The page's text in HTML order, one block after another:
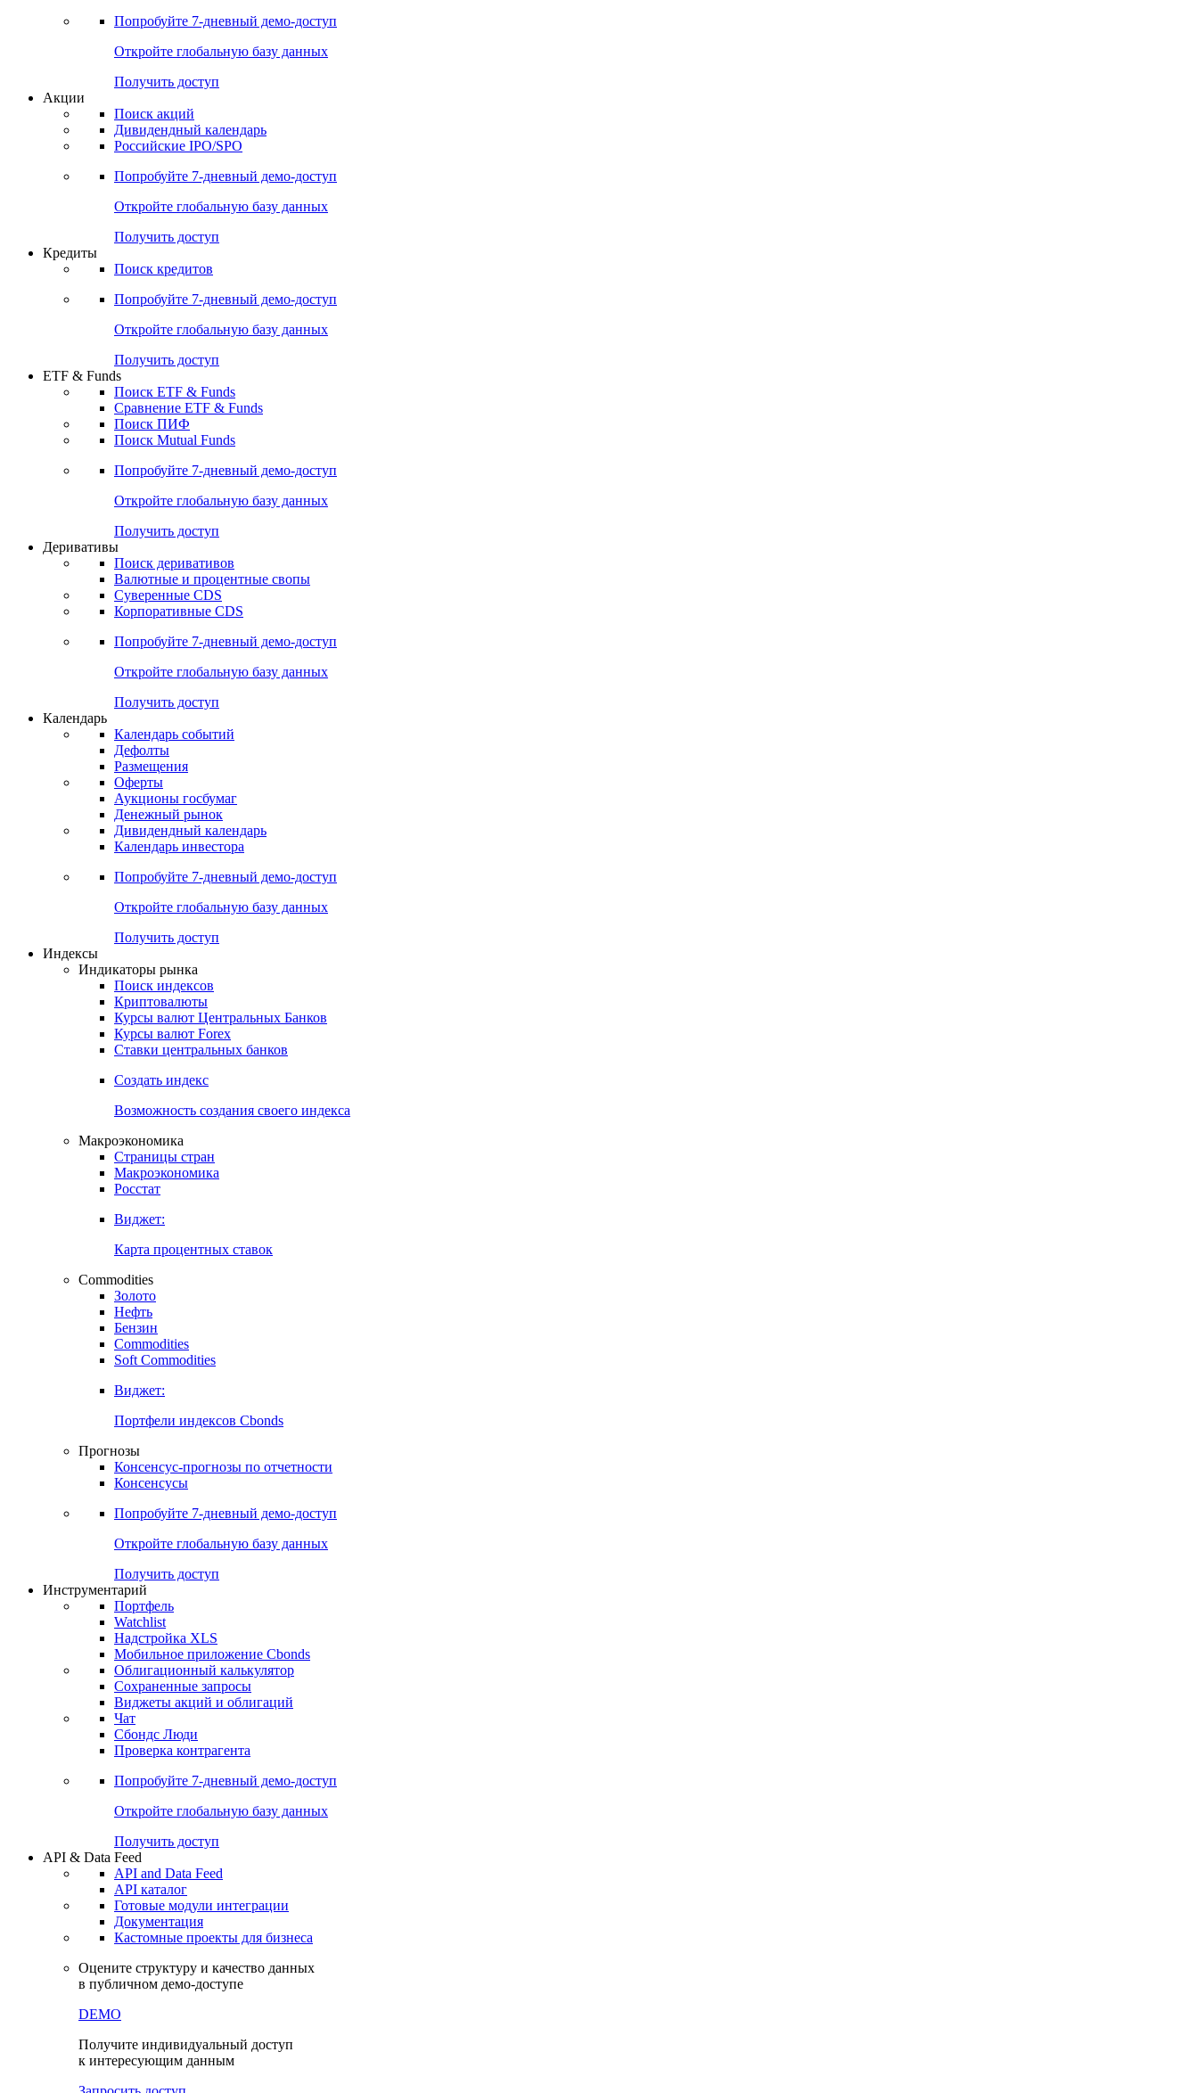
Попробуйте 7-дневный демо-доступ
Откройте глобальную базу данных
Получить доступ
Акции
Поиск акций
Дивидендный календарь
Российские IPO/SPO
Попробуйте 7-дневный демо-доступ
Откройте глобальную базу данных
Получить доступ
Кредиты
Поиск кредитов
Попробуйте 7-дневный демо-доступ
Откройте глобальную базу данных
Получить доступ
ETF & Funds
Поиск ETF & Funds
Сравнение ETF & Funds
Поиск ПИФ
Поиск Mutual Funds
Попробуйте 7-дневный демо-доступ
Откройте глобальную базу данных
Получить доступ
Деривативы
Поиск деривативов
Валютные и процентные свопы
Суверенные CDS
Корпоративные CDS
Попробуйте 7-дневный демо-доступ
Откройте глобальную базу данных
Получить доступ
Календарь
Календарь событий
Дефолты
Размещения
Оферты
Аукционы госбумаг
Денежный рынок
Дивидендный календарь
Календарь инвестора
Попробуйте 7-дневный демо-доступ
Откройте глобальную базу данных
Получить доступ
Индексы
Индикаторы рынка
Поиск индексов
Криптовалюты
Курсы валют Центральных Банков
Курсы валют Forex
Ставки центральных банков
Создать индекс
Возможность создания своего индекса
Макроэкономика
Страницы стран
Макроэкономика
Росстат
Виджет:
Карта процентных ставок
Commodities
Золото
Нефть
Бензин
Commodities
Soft Commodities
Виджет:
Портфели индексов Cbonds
Прогнозы
Консенсус-прогнозы по отчетности
Консенсусы
Попробуйте 7-дневный демо-доступ
Откройте глобальную базу данных
Получить доступ
Инструментарий
Портфель
Watchlist
Надстройка XLS
Мобильное приложение Cbonds
Облигационный калькулятор
Сохраненные запросы
Виджеты акций и облигаций
Чат
Сбондс Люди
Проверка контрагента
Попробуйте 7-дневный демо-доступ
Откройте глобальную базу данных
Получить доступ
API & Data Feed
API and Data Feed
API каталог
Готовые модули интеграции
Документация
Кастомные проекты для бизнеса
Оцените структуру и качество данных
в публичном демо-доступе
DEMO
Получите индивидуальный доступ
к интересующим данным